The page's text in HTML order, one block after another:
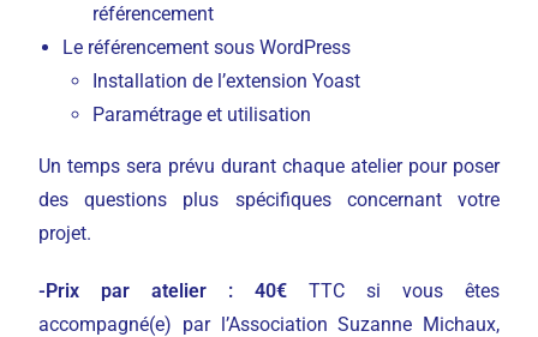
référencement
Le référencement sous WordPress
Installation de l’extension Yoast
Paramétrage et utilisation
Un temps sera prévu durant chaque atelier pour poser
des questions plus spécifiques concernant votre
projet.
-Prix par atelier : 40€ TTC si vous êtes
accompagné(e) par l’Association Suzanne Michaux,